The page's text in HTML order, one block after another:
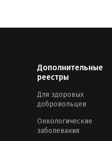
Дополнительные
реестры
Для здоровых
добровольцев
Онкологические
заболевания